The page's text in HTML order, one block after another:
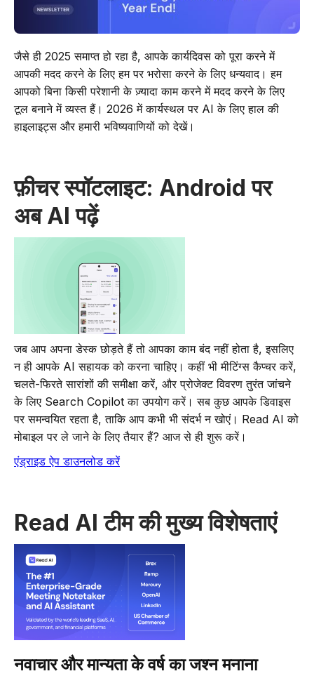
जैसे ही 2025 समाप्त हो रहा है, आपके कार्यदिवस को पूरा करने में
आपकी मदद करने के लिए हम पर भरोसा करने के लिए धन्यवाद। हम
आपको बिना किसी परेशानी के ज़्यादा काम करने में मदद करने के लिए
टूल बनाने में व्यस्त हैं। 2026 में कार्यस्थल पर AI के लिए हाल की
हाइलाइट्स और हमारी भविष्यवाणियों को देखें।
फ़ीचर स्पॉटलाइट: Android पर
अब AI पढ़ें
जब आप अपना डेस्क छोड़ते हैं तो आपका काम बंद नहीं होता है, इसलिए
न ही आपके AI सहायक को करना चाहिए। कहीं भी मीटिंग्स कैप्चर करें,
चलते-फिरते सारांशों की समीक्षा करें, और प्रोजेक्ट विवरण तुरंत जांचने
के लिए Search Copilot का उपयोग करें। सब कुछ आपके डिवाइस
पर समन्वयित रहता है, ताकि आप कभी भी संदर्भ न खोएं। Read AI को
मोबाइल पर ले जाने के लिए तैयार हैं? आज से ही शुरू करें।
एंड्राइड ऐप डाउनलोड करें
Read AI टीम की मुख्य विशेषताएं
नवाचार और मान्यता के वर्ष का जश्न मनाना